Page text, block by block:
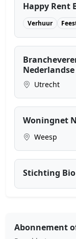
Happy Rent
Verhuur
Utrecht
Woningnet
Weesp
Stichting
Abonnement